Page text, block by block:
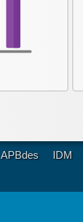
APBdes IDM